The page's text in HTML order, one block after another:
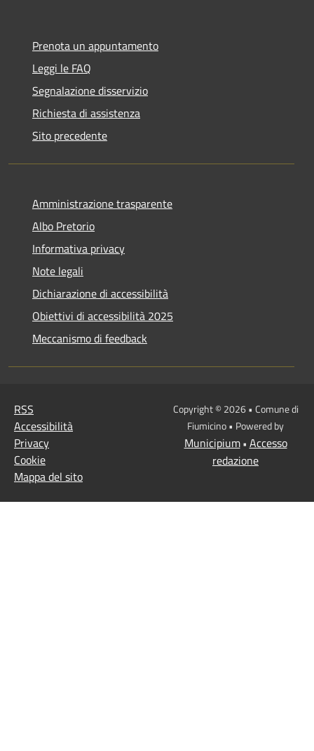
Prenota un appuntamento
Leggi le FAQ
Segnalazione disservizio
Richiesta di assistenza
Sito precedente
Amministrazione trasparente
Albo Pretorio
Informativa privacy
Note legali
Dichiarazione di accessibilità
Obiettivi di accessibilità 2025
Meccanismo di feedback
RSS
Accessibilità
Privacy
Cookie
Mappa del sito
Copyright © 2026 • Comune di
Fiumicino • Powered by
Municipium• Accesso
redazione